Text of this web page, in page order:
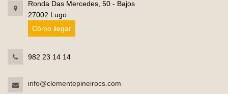
Ronda Das Mercedes, 50 - Bajos
27002 Lugo
Cómo llegar
982 23 14 14
info@clementepineirocs.com